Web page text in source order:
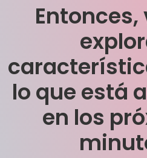
lo que está
en los